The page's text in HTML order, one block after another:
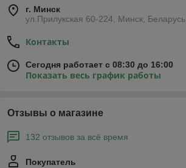
г. Минск
ул.Прилукская 60-224, Минск, Беларусь
Контакты
Сегодня работает с 08:30 до 16:00
Показать весь график работы
Отзывы о магазине
132 отзывов за всё время
Покупатель